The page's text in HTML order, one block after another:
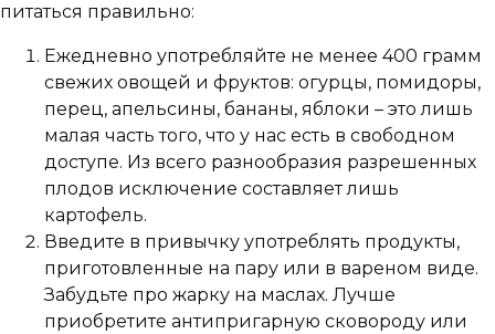
питаться правильно:
Ежедневно употребляйте не менее 400 грамм
свежих овощей и фруктов: огурцы, помидоры,
перец, апельсины, бананы, яблоки – это лишь
малая часть того, что у нас есть в свободном
доступе. Из всего разнообразия разрешенных
плодов исключение составляет лишь
картофель.
Введите в привычку употреблять продукты,
приготовленные на пару или в вареном виде.
Забудьте про жарку на маслах. Лучше
приобретите антипригарную сковороду или